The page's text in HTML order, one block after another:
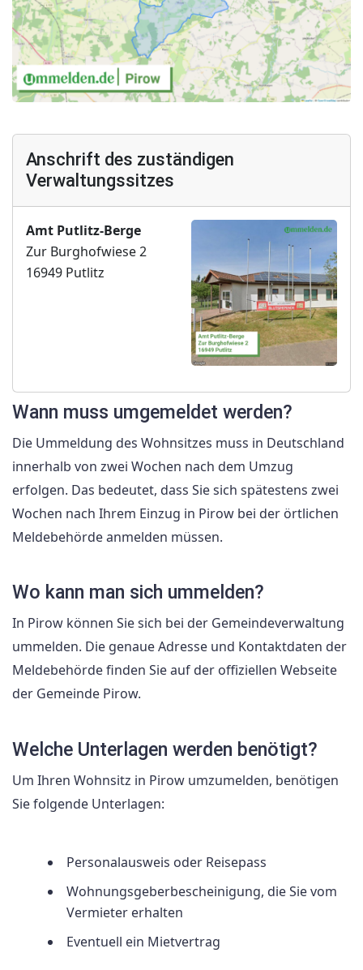
Anschrift des zuständigen
Verwaltungssitzes
Amt Putlitz-Berge
Zur Burghofwiese 2
16949 Putlitz
Wann muss umgemeldet werden?
Die Ummeldung des Wohnsitzes muss in Deutschland
innerhalb von zwei Wochen nach dem Umzug
erfolgen. Das bedeutet, dass Sie sich spätestens zwei
Wochen nach Ihrem Einzug in Pirow bei der örtlichen
Meldebehörde anmelden müssen.
Wo kann man sich ummelden?
In Pirow können Sie sich bei der Gemeindeverwaltung
ummelden. Die genaue Adresse und Kontaktdaten der
Meldebehörde finden Sie auf der offiziellen Webseite
der Gemeinde Pirow.
Welche Unterlagen werden benötigt?
Um Ihren Wohnsitz in Pirow umzumelden, benötigen
Sie folgende Unterlagen:
Personalausweis oder Reisepass
Wohnungsgeberbescheinigung, die Sie vom
Vermieter erhalten
Eventuell ein Mietvertrag